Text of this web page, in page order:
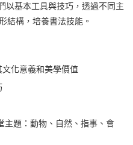
以基本工具與技巧，透過不同主
結構，培養書法技能。
化意義和美學價值
主題：動物、自然、指事、會